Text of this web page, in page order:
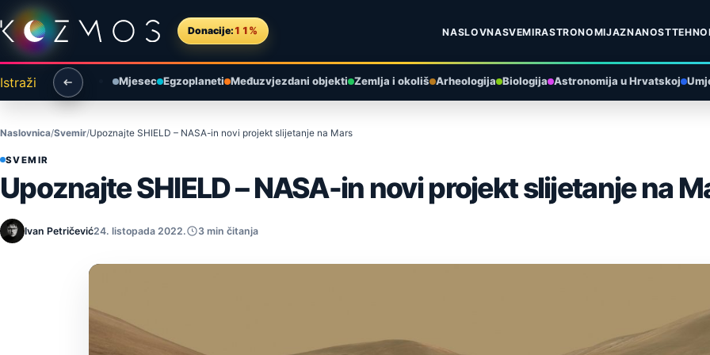
Preskoči na sadržaj
Donacije: 11% NASLOVNASVEMIRASTRONOMIJAZNANOST
Istraži Mjesec Egzoplaneti Međuzvjezdani objekti Zemlja i okoliš Arheologija Biologija Astronomija u Hrvatskoj
Naslovnica Svemir Upoznajte SHIELD – NASA-in novi projekt slijetanje na Mars
SVEMIR
Upoznajte SHIELD – NASA-in novi projekt slijetanje na
Ivan Petričević24. listopada 2022. 3 min čitanja